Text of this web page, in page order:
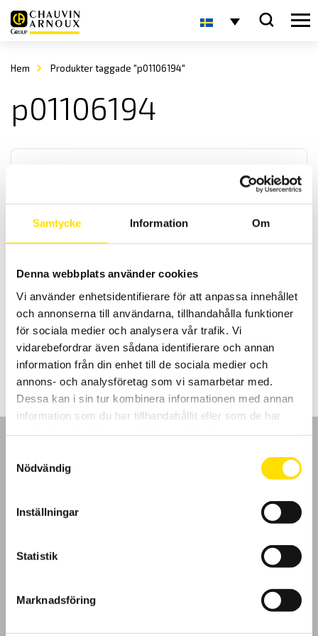
Samtycke Information Om
Denna webbplats använder cookies
Vi använder enhetsidentifierare för att anpassa innehållet
och annonserna till användarna, tillhandahålla funktioner
för sociala medier och analysera vår trafik. Vi
vidarebefordrar även sådana identifierare och annan
information från din enhet till de sociala medier och
annons- och analysföretag som vi samarbetar med.
Dessa kan i sin tur kombinera informationen med annan
information som du har tillhandahållit eller som de har
Nödvändig
Inställningar
Statistik
Marknadsföring
Hem Produkter taggade "p01106194"
p01106194
och PEL51-52-112-113-115
Tillbehör strömtänger med Chauvin-Arnoux anslutningskontakt
avpassade för dessa effekt- och energianalysatorer: PEL51, PEL52,
PEL112, PEL113, PEL115 och CA83435.
3,720.00kr –3,965.00krPrisintervall:
3,720.00 kr
till
LÄS MER